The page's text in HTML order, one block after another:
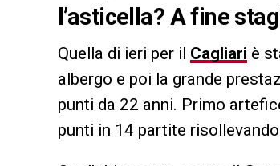
l’asticella? A fine
Quella di ieri per il Cagliari è
albergo e poi la grande
punti da 22 anni. Primo
punti in 14 partite